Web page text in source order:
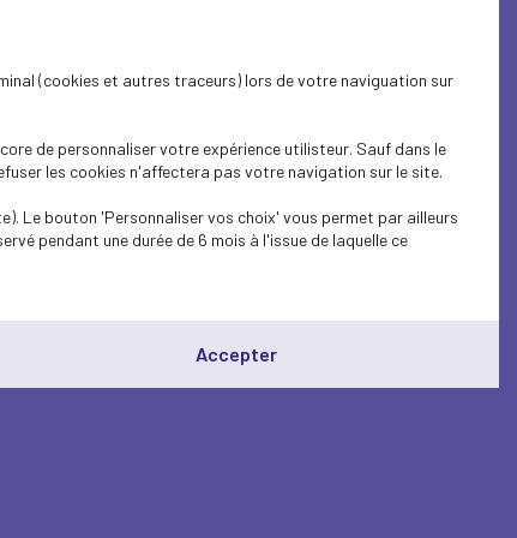
(cookies et autres traceurs) lors de votre naviguation sur
de personnaliser votre expérience utilisteur. Sauf dans le
les cookies n'affectera pas votre navigation sur le site.
Le bouton 'Personnaliser vos choix' vous permet par ailleurs
pendant une durée de 6 mois à l'issue de laquelle ce
Accepter